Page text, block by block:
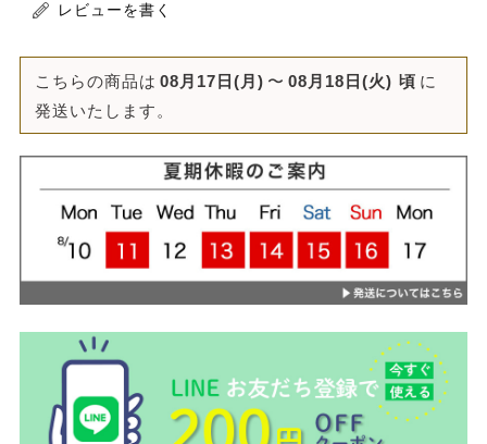
レビューを書く
こちらの商品は 08月17日(月) 〜 08月18日(火) 頃 に
発送いたします。